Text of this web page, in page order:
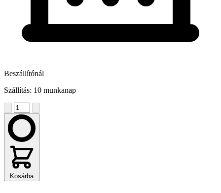
Beszállítónál
Szállítás: 10 munkanap
Kosárba